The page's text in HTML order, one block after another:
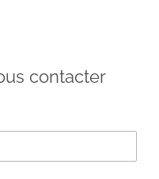
contacter